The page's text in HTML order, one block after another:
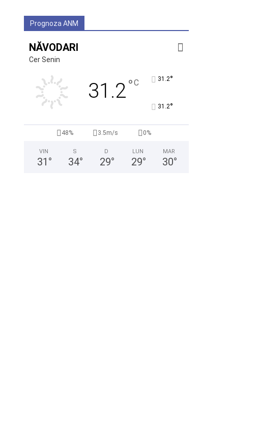
Prognoza ANM
NĂVODARI
Cer Senin
31.2°C 31.2°
31.2°
48% 3.5m/s 0%
VIN
31 °
S
34°
D
29°
LUN
29°
MAR
30°